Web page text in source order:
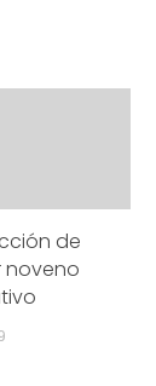
de
noveno